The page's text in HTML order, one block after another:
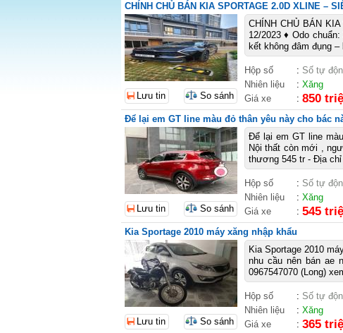
CHÍNH CHỦ BÁN KIA SPORTAGE 2.0D XLINE –
CHÍNH CHỦ BÁN
12/2023 ♦ Odo
kết không đâm đụng
Hộp số : Số tự
Nhiên liệu
: Xăng
Giá xe
: 850
Lưu tin So sánh
Để lại em GT line màu đỏ thân yêu này cho bác
Để lại em GT line
Nội thất còn mới ,
thương 545 tr - Địa
Hộp số : Số tự
Nhiên liệu
: Xăng
Giá xe
: 545
Lưu tin So sánh
Kia Sportage 2010 máy xăng nhập khẩu
Kia Sportage 2010
nhu cầu nên bán ae
0967547070 (Long)
Hộp số : Số tự
Nhiên liệu
: Xăng
Giá xe
: 365
Lưu tin So sánh